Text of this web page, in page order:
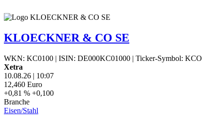
KLOECKNER & CO SE
WKN: KC0100 | ISIN: DE000KC01000 | Ticker-Symbol: KCO
Xetra
10.08.26 | 10:07
12,460 Euro
+0,81 % +0,100
Branche
Eisen/Stahl